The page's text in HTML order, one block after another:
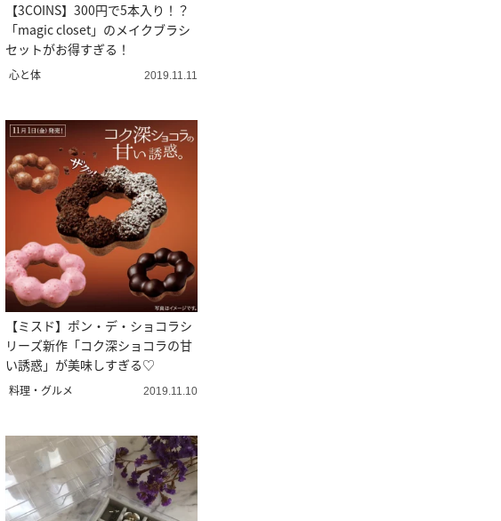
【3COINS】300円で5本入り！？
「magic closet」のメイクブラシ
セットがお得すぎる！
心と体 2019.11.11
【ミスド】ポン・デ・ショコラシ
リーズ新作「コク深ショコラの甘
い誘惑」が美味しすぎる♡
料理・グルメ 2019.11.10